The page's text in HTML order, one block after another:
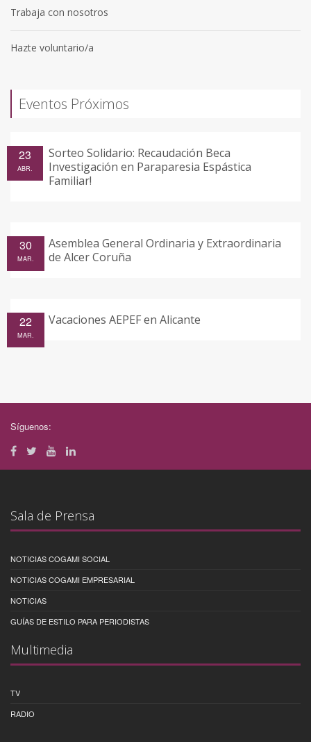
Trabaja con nosotros
Hazte voluntario/a
Eventos Próximos
Sorteo Solidario: Recaudación Beca
Investigación en Paraparesia Espástica
Familiar!
23
ABR.
Asemblea General Ordinaria y Extraordinaria
de Alcer Coruña
30
MAR.
Vacaciones AEPEF en Alicante
22
MAR.
Síguenos:
Sala de Prensa
NOTICIAS COGAMI SOCIAL
NOTICIAS COGAMI EMPRESARIAL
NOTICIAS
GUÍAS DE ESTILO PARA PERIODISTAS
Multimedia
TV
RADIO